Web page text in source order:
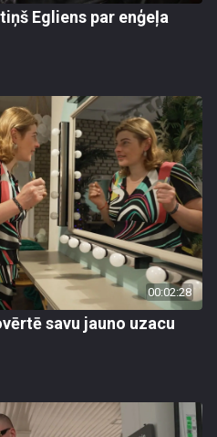
Egliens par enģeļa
00:02:28
savu jauno uzacu